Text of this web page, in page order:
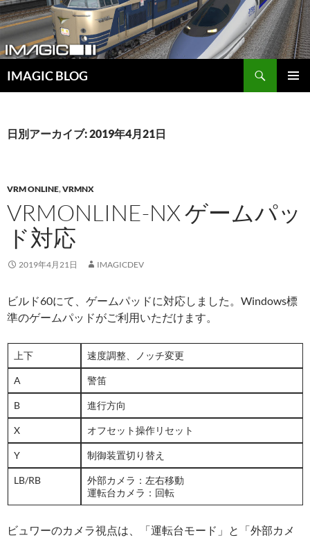
コ
ン
テ
ン
ツ
へ
ッ
IMAGIC BLOG
索
日別アーカイブ: 2019年4月21日
VRM ONLINE,VRMNX
VRMONLINE-NX ゲームパッ
ド対応
2019年4月21日 IMAGICDEV
ビルド60にて、ゲームパッドに対応しました。Windows標
準のゲームパッドがご利用いただけます。
上下 速度調整、ノッチ変更
A 警笛
B 進行方向
X オフセット操作リセット
Y 制御装置切り替え
LB/RB
外部カメラ：左右移動
運転台カメラ：回転
ビュワーのカメラ視点は、「運転台モード」と「外部カメ